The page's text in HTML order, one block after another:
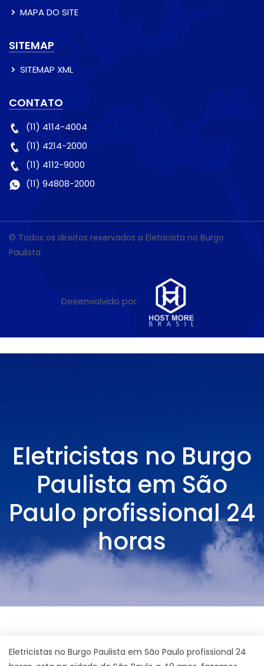
MAPA DO SITE
SITEMAP
SITEMAP XML
CONTATO
(11) 4114-4004
(11) 4214-2000
(11) 4112-9000
(11) 94808-2000
© Todos os direitos reservados a Eletricista no Burgo
Paulista
Desenvolvido por
Eletricistas no Burgo
Paulista em São
Paulo profissional 24
horas
Eletricistas no Burgo Paulista em São Paulo profissional 24